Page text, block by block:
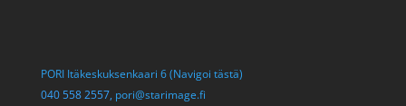
PORI Itäkeskuksenkaari 6 (Navigoi tästä)
040 558 2557, pori@starimage.fi